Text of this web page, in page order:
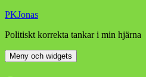
Hoppa
innehåll
PKJonas
Politiskt korrekta tankar i min hjärna
Meny och widgets